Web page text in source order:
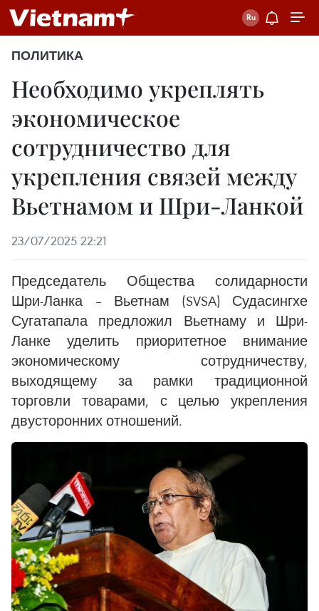
ПОЛИТИКА
Необходимо укреплять
экономическое
сотрудничество для
укрепления связей между
Вьетнамом и Шри-Ланкой
23/07/2025 22:21
Председатель Общества солидарности
Шри-Ланка – Вьетнам (SVSA) Судасингхе
Сугатапала предложил Вьетнаму и Шри-
Ланке уделить приоритетное внимание
экономическому сотрудничеству,
выходящему за рамки традиционной
торговли товарами, с целью укрепления
двусторонних отношений.